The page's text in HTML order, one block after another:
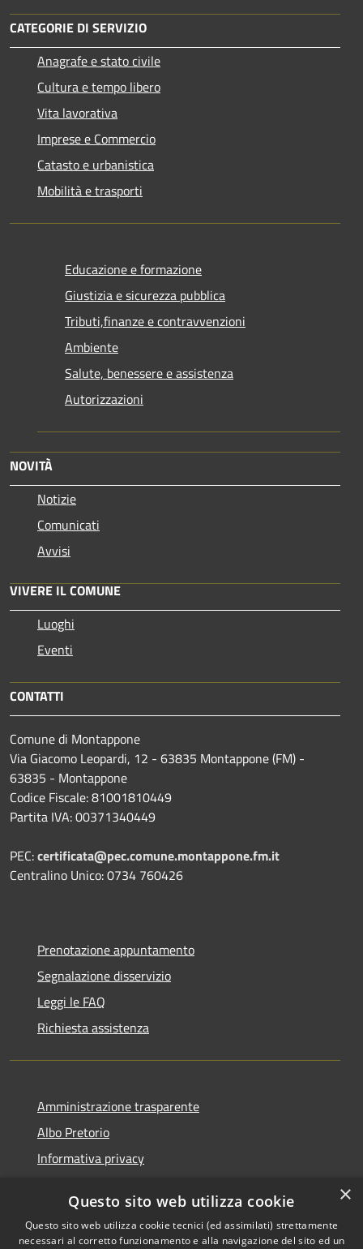
CATEGORIE DI SERVIZIO
Anagrafe e stato civile
Cultura e tempo libero
Vita lavorativa
Imprese e Commercio
Catasto e urbanistica
Mobilità e trasporti
Educazione e formazione
Giustizia e sicurezza pubblica
Tributi,finanze e contravvenzioni
Ambiente
Salute, benessere e assistenza
Autorizzazioni
NOVITÀ
Notizie
Comunicati
Avvisi
VIVERE IL COMUNE
Luoghi
Eventi
CONTATTI
Comune di Montappone
Via Giacomo Leopardi, 12 - 63835 Montappone (FM) -
63835 - Montappone
Codice Fiscale: 81001810449
Partita IVA: 00371340449
PEC:certificata@pec.comune.montappone.fm.it
Centralino Unico: 0734 760426
Prenotazione appuntamento
Segnalazione disservizio
Leggi le FAQ
Richiesta assistenza
Amministrazione trasparente
Albo Pretorio
Informativa privacy
Dichiarazione di accessibilità
×
Questo sito web utilizza cookie
Questo sito web utilizza cookie tecnici (ed assimilati) strettamente
necessari al corretto funzionamento e alla navigazione del sito ed un